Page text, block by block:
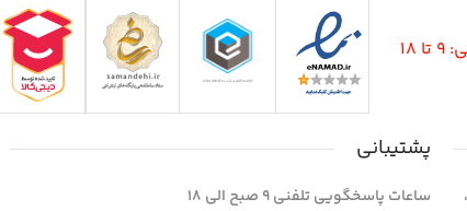
پشتیبانی
ساعات پاسخگویی تلفنی 9 صبح الی 18